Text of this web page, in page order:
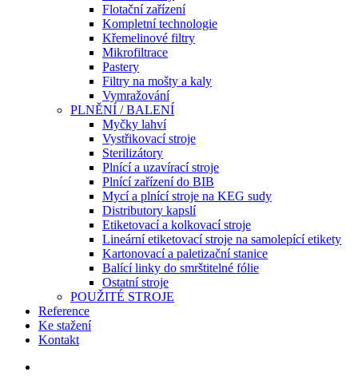
Flotační zařízení
Kompletní technologie
Křemelinové filtry
Mikrofiltrace
Pastery
Filtry na mošty a kaly
Vymražování
PLNĚNÍ / BALENÍ
Myčky lahví
Vystřikovací stroje
Sterilizátory
Plnící a uzavírací stroje
Plnící zařízení do BIB
Mycí a plnící stroje na KEG sudy
Distributory kapslí
Etiketovací a kolkovací stroje
Lineární etiketovací stroje na samolepící etikety
Kartonovací a paletizační stanice
Balící linky do smrštitelné fólie
Ostatní stroje
POUŽITÉ STROJE
Reference
Ke stažení
Kontakt